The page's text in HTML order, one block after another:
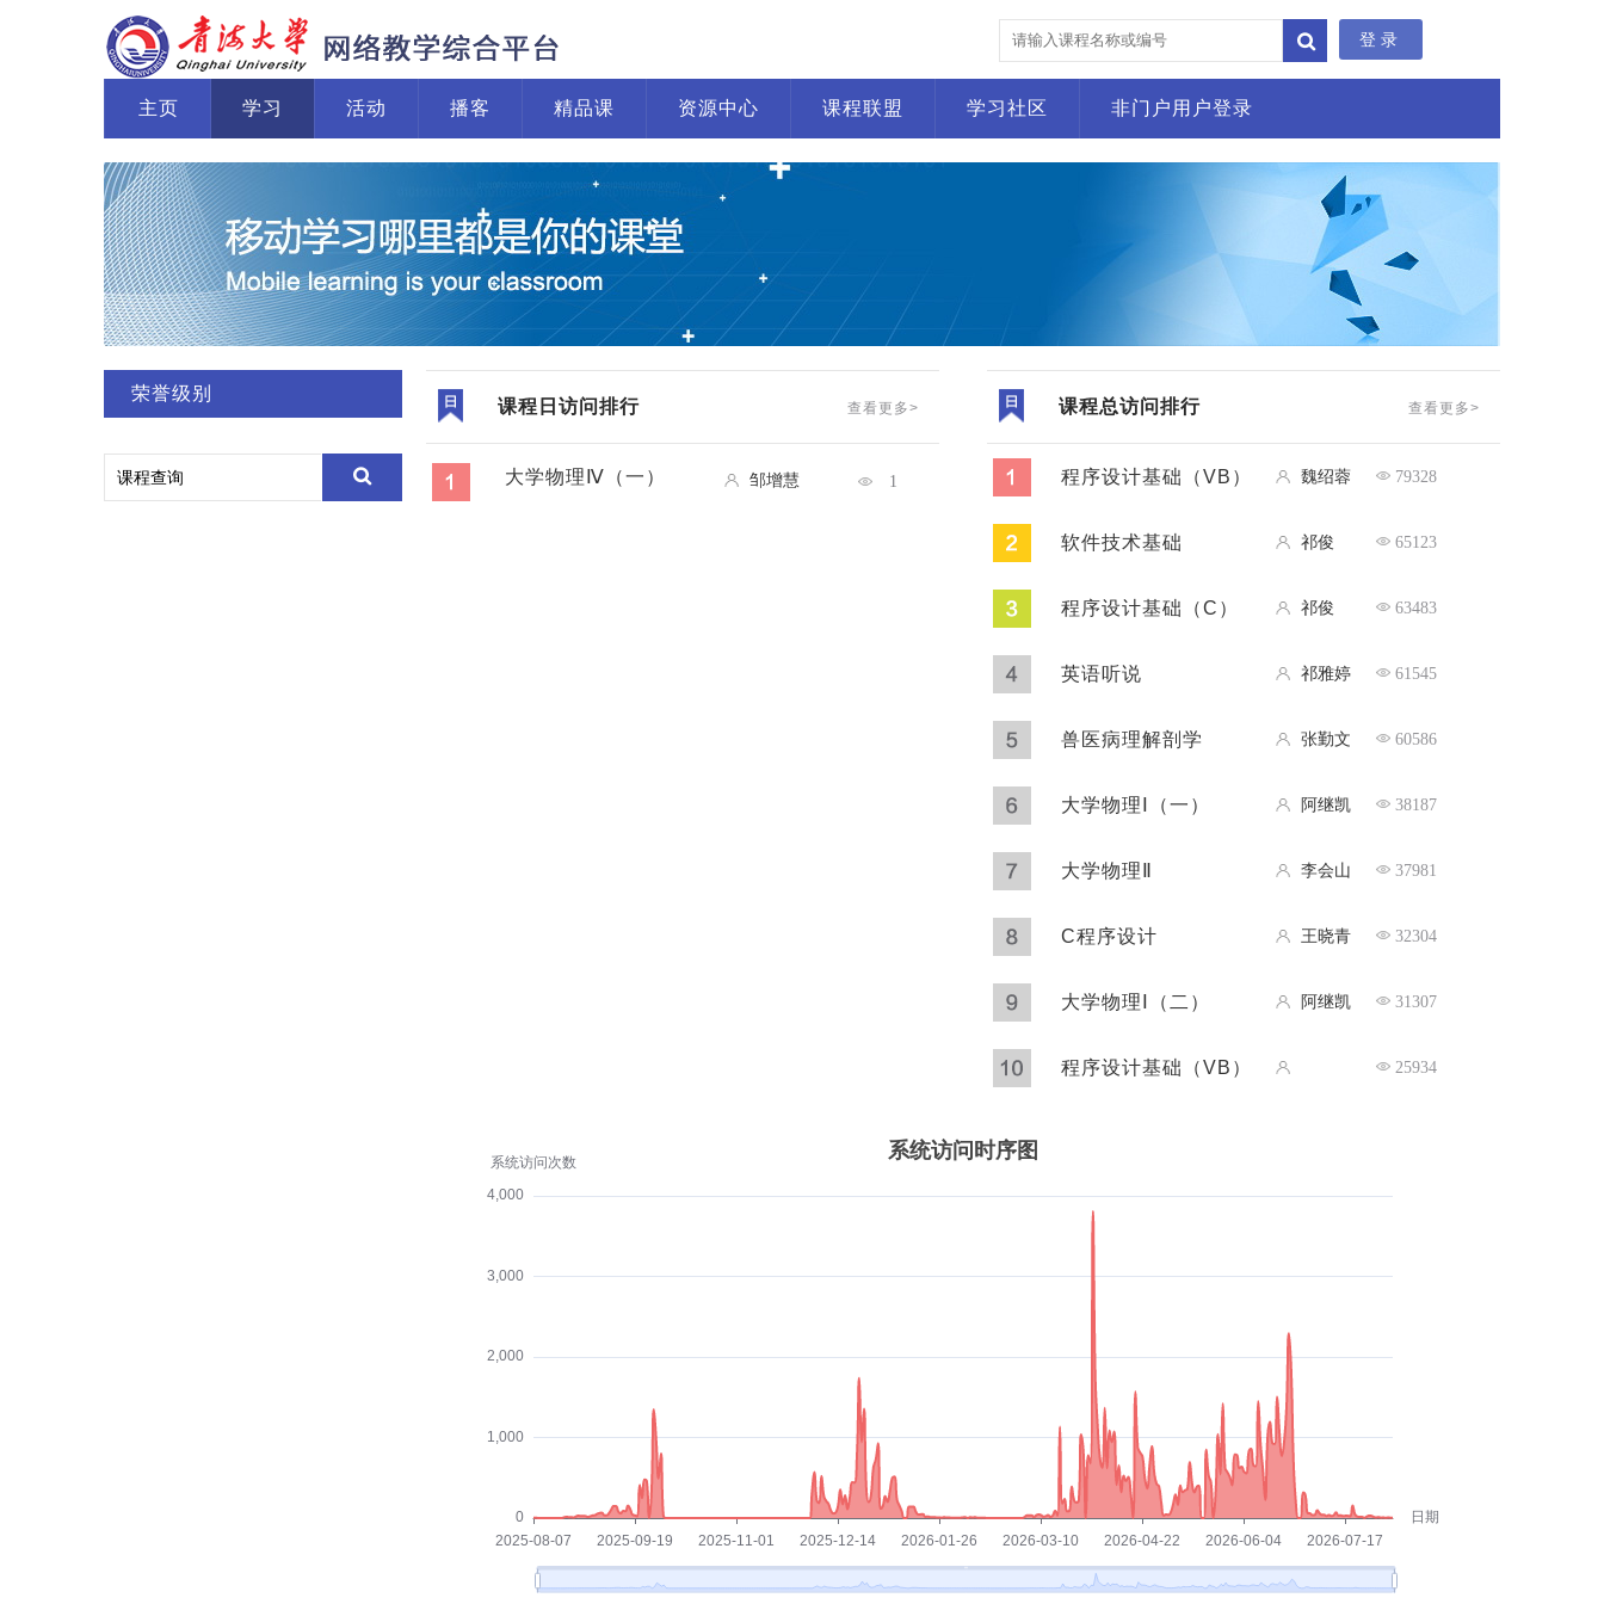
登录
主页 学习 活动 播客 精品课 资源中心 课程联盟 学习社区 非门户用户登录
荣誉级别
课程日访问排行 查看更多>
大学物理Ⅳ（一） 邹增慧 1
课程总访问排行 查看更多>
程序设计基础（VB） 魏绍蓉 79328
软件技术基础 祁俊 65123
程序设计基础（C） 祁俊 63483
英语听说 祁雅婷 61545
兽医病理解剖学 张勤文 60586
大学物理Ⅰ（一） 阿继凯 38187
大学物理Ⅱ 李会山 37981
C程序设计 王晓青 32304
大学物理Ⅰ（二） 阿继凯 31307
程序设计基础（VB） 25934